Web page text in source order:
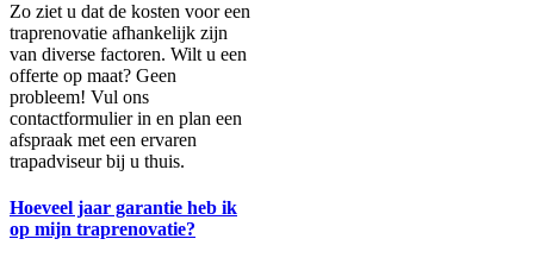
Zo ziet u dat de kosten voor een
traprenovatie afhankelijk zijn
van diverse factoren. Wilt u een
offerte op maat? Geen
probleem! Vul ons
contactformulier in en plan een
afspraak met een ervaren
trapadviseur bij u thuis.
Hoeveel jaar garantie heb ik
op mijn traprenovatie?